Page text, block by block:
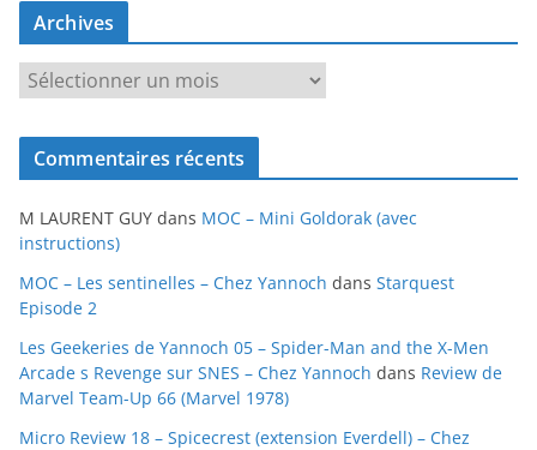
Archives
r
c
v
e
s
Commentaires récents
M LAURENT GUY dans MOC – Mini Goldorak (avec
instructions)
MOC – Les sentinelles – Chez Yannoch dans Starquest
Episode 2
Les Geekeries de Yannoch 05 – Spider-Man and the X-Men
Arcade s Revenge sur SNES – Chez Yannoch dans Review de
Marvel Team-Up 66 (Marvel 1978)
Micro Review 18 – Spicecrest (extension Everdell) – Chez